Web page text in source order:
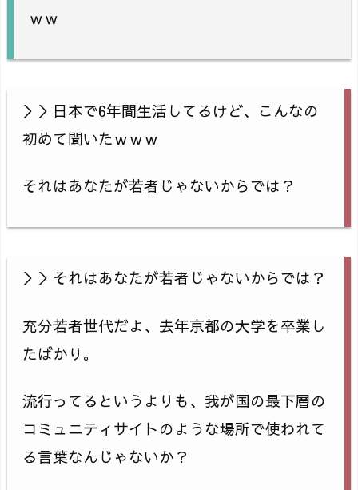
ｗｗ
＞＞日本で6年間生活してるけど、こんなの
初めて聞いたｗｗｗ
それはあなたが若者じゃないからでは？
＞＞それはあなたが若者じゃないからでは？
充分若者世代だよ、去年京都の大学を卒業し
たばかり。
流行ってるというよりも、我が国の最下層の
コミュニティサイトのような場所で使われて
る言葉なんじゃないか？